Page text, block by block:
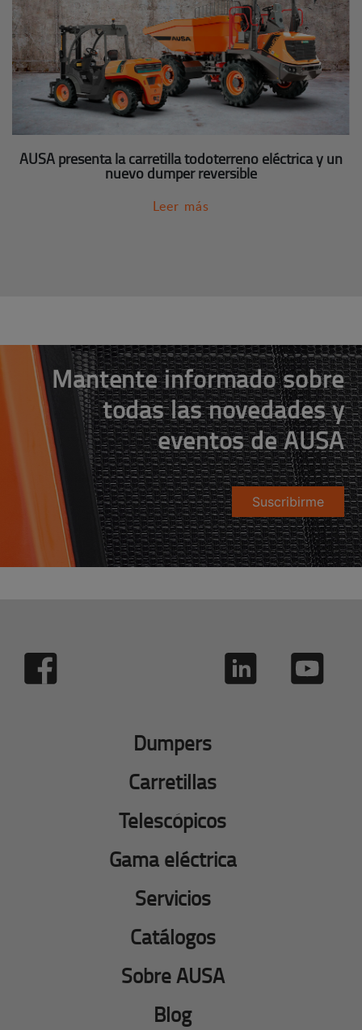
AUSA presenta la carretilla todoterreno eléctrica y un
nuevo dumper reversible
Leer más
Mantente informado sobre
todas las novedades y
eventos de AUSA
Suscribirme
Dumpers
Carretillas
Telescópicos
Gama eléctrica
Servicios
Catálogos
Sobre AUSA
Blog